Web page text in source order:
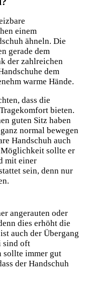
einem
ähneln. Die
gerade dem
der zahlreichen
dem
warme Hände.
dass die
bieten.
guten Sitz haben
normal bewegen
Handschuh auch
sollte er
mit einer
sein, denn nur
angerauten oder
dies erhöht die
auch der Übergang
sind oft
sollte immer gut
der Handschuh